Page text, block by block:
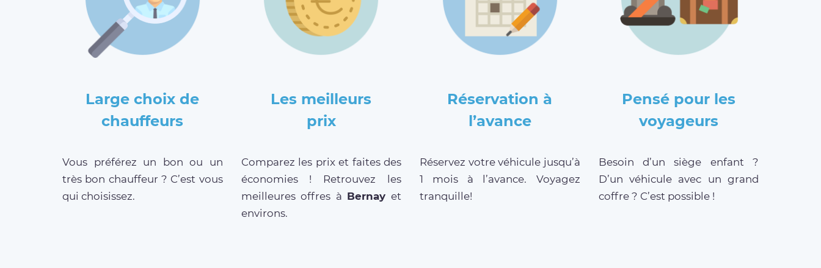
Large choix de
chauffeurs
Vous préférez un bon ou un
très bon chauffeur ? C’est vous
qui choisissez.
Les meilleurs
prix
Comparez les prix et faites des
économies ! Retrouvez les
meilleures offres à Bernay et
environs.
Réservation à
l’avance
Réservez votre véhicule jusqu’à
1 mois à l’avance. Voyagez
tranquille!
Pensé pour les
voyageurs
Besoin d’un siège enfant ?
D’un véhicule avec un grand
coffre ? C’est possible !